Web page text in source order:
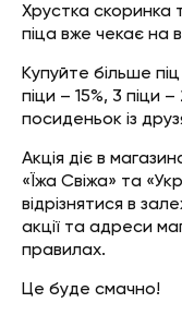
Хрустка скоринка
піца вже чекає на
Купуйте більше
піци – 15%, 3 піци
посиденьок із
Акція діє в
«Їжа Свіжа» та
відрізнятися в
акції та адреси
правилах.
Це буде смачно!